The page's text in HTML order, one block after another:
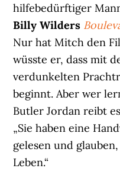
hilfebedürftiger
Billy Wilders
Nur hat Mitch den
wüsste er, dass mit
verdunkelten
beginnt. Aber wer
Butler Jordan reibt
„Sie haben eine
gelesen und
Leben.“